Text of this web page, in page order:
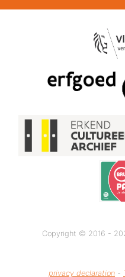
Copyright © 2016 -
privacy declaration -